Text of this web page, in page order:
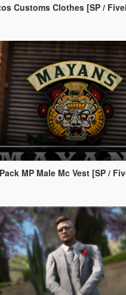
Customs Clothes [SP /
MP Male Mc Vest [SP /